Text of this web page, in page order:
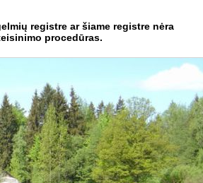
registre ar šiame registre nėra
procedūras.